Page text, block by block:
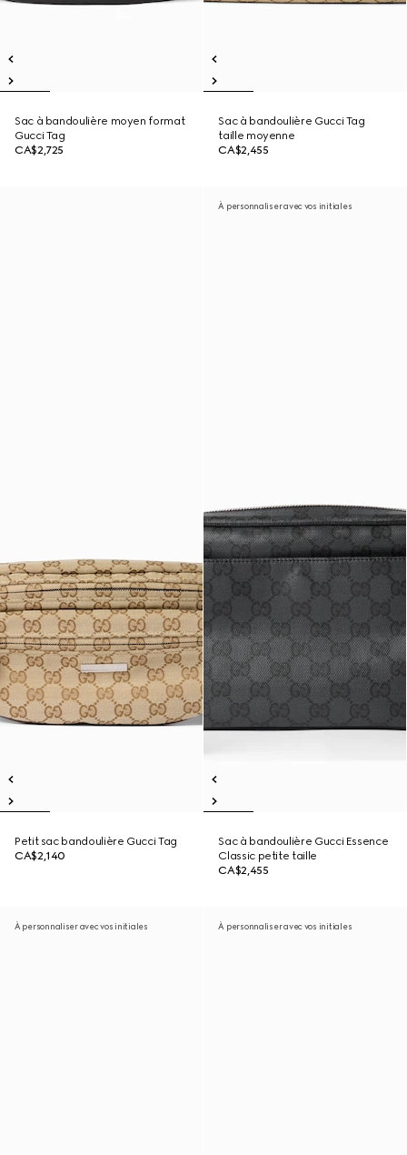
Sac à bandoulière moyen format
Gucci Tag
CA$2,725
Sac à bandoulière Gucci Tag
taille moyenne
CA$2,455
Petit sac bandoulière Gucci Tag
CA$2,140
À personnaliser avec vos initiales
Sac à bandoulière Gucci Essence
Classic petite taille
CA$2,455
À personnaliser avec vos initiales À personnaliser avec vos initiales